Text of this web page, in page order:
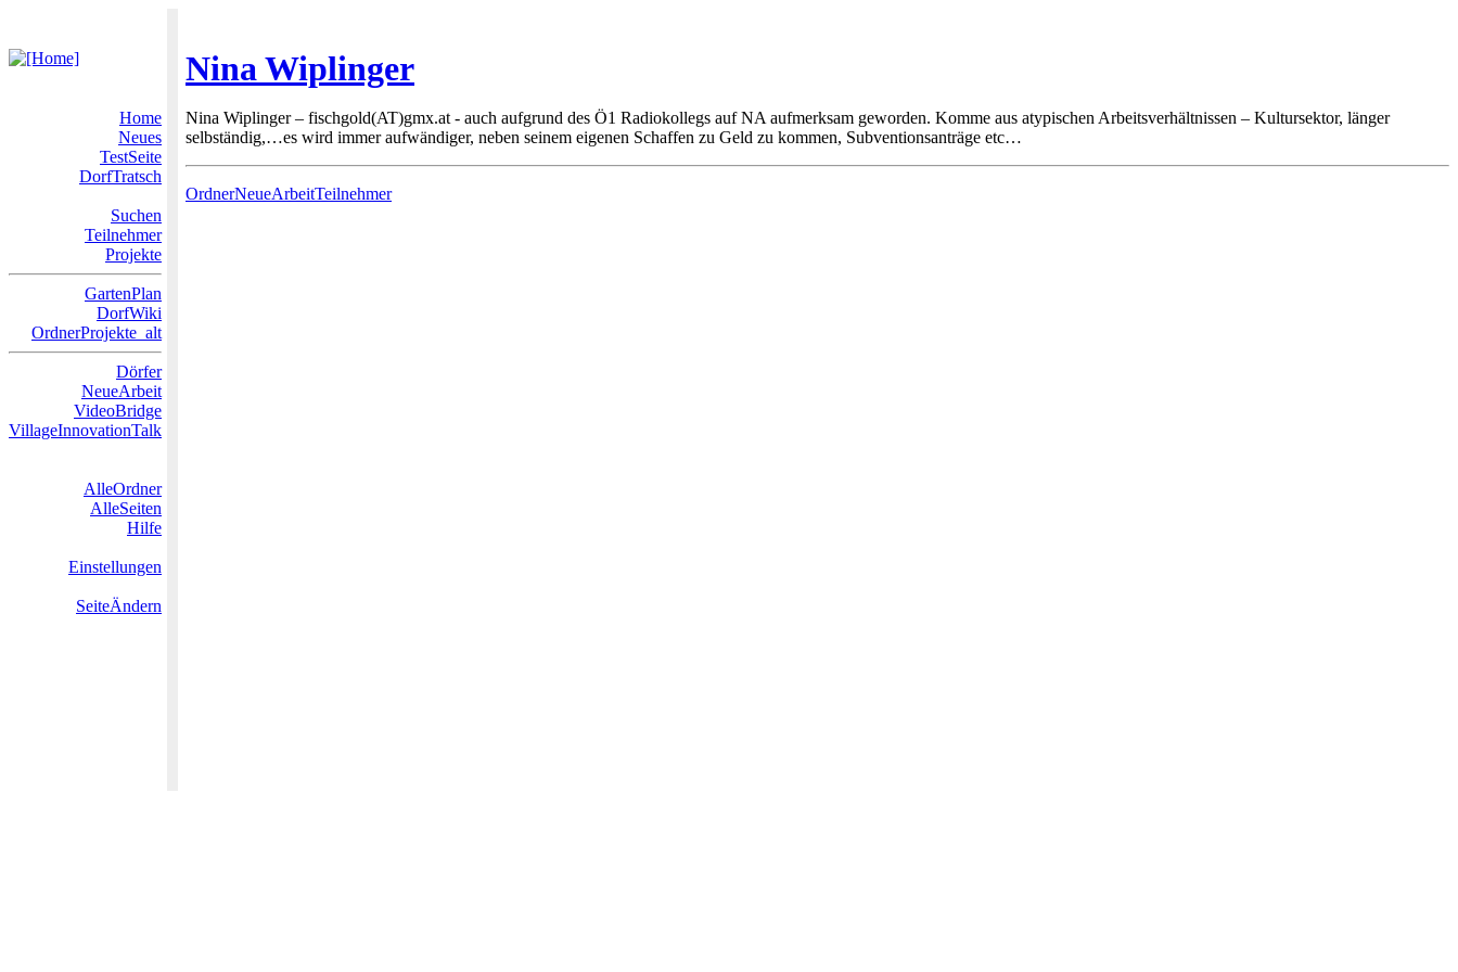
Nina Wiplinger
Home
Neues
TestSeite
DorfTratsch
Suchen
Teilnehmer
Projekte
GartenPlan
DorfWiki
OrdnerProjekte_alt
Dörfer
NeueArbeit
VideoBridge
VillageInnovationTalk
AlleOrdner
AlleSeiten
Hilfe
Einstellungen
SeiteÄndern
Nina Wiplinger – fischgold(AT)gmx.at - auch aufgrund des Ö1 Radiokollegs auf NA aufmerksam geworden. Komme aus atypischen Arbeitsverhältnissen – Kultursektor, länger
selbständig,…es wird immer aufwändiger, neben seinem eigenen Schaffen zu Geld zu kommen, Subventionsanträge etc…
OrdnerNeueArbeitTeilnehmer